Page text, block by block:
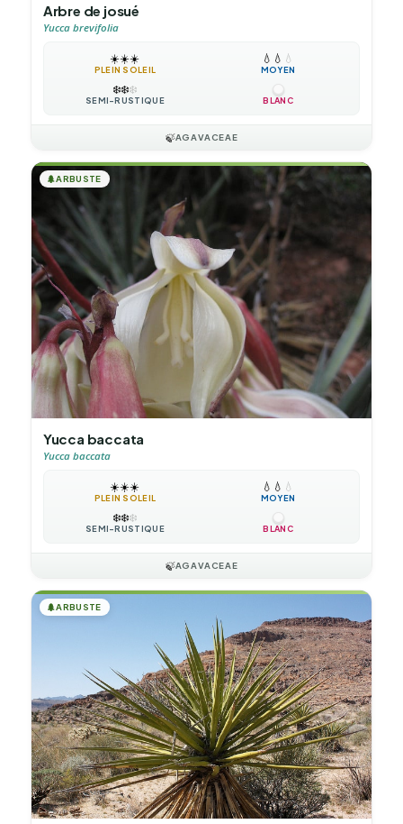
Arbre de josué
Yucca brevifolia
☀️☀️☀️
PLEIN SOLEIL
💧 💧 💧
MOYEN
❄️❄️❄️
SEMI-RUSTIQUE BLANC
🍃AGAVACEAE
🌲ARBUSTE
Yucca baccata
Yucca baccata
☀️☀️☀️
PLEIN SOLEIL
💧 💧 💧
MOYEN
❄️❄️❄️
SEMI-RUSTIQUE BLANC
🍃AGAVACEAE
🌲ARBUSTE